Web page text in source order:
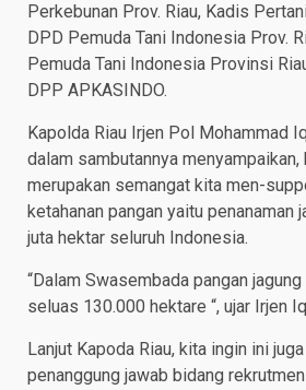
Perkebunan Prov. Riau, Kadis
DPD Pemuda Tani Indonesia Prov.
Pemuda Tani Indonesia Provinsi
DPP APKASINDO.
Kapolda Riau Irjen Pol Mohammad
dalam sambutannya
merupakan semangat kita men-
ketahanan pangan yaitu penanaman
juta hektar seluruh Indonesia.
“Dalam Swasembada pangan
seluas 130.000 hektare “, ujar Irjen
Lanjut Kapoda Riau, kita ingin ini
penanggung jawab bidang